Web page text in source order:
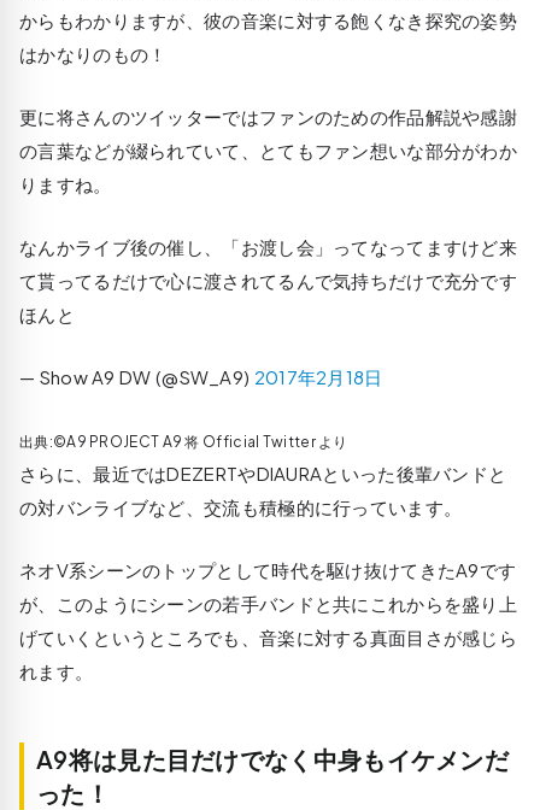
からもわかりますが、彼の音楽に対する飽くなき探究の姿勢
はかなりのもの！
更に将さんのツイッターではファンのための作品解説や感謝
の言葉などが綴られていて、とてもファン想いな部分がわか
りますね。
なんかライブ後の催し、「お渡し会」ってなってますけど来
て貰ってるだけで心に渡されてるんで気持ちだけで充分です
ほんと
— Show A9 DW (@SW_A9) 2017年2月18日
出典:©A9 PROJECT A9 将 Official Twitter より
さらに、最近ではDEZERTやDIAURAといった後輩バンドと
の対バンライブなど、交流も積極的に行っています。
ネオV系シーンのトップとして時代を駆け抜けてきたA9です
が、このようにシーンの若手バンドと共にこれからを盛り上
げていくというところでも、音楽に対する真面目さが感じら
れます。
A9将は見た目だけでなく中身もイケメンだ
った！